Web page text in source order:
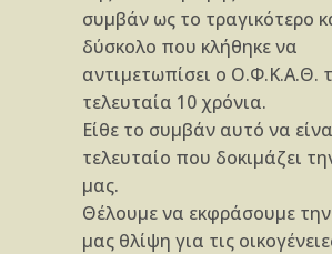
συμβάν ως το τραγικότερο
δύσκολο που κλήθηκε να
αντιμετωπίσει ο Ο.Φ.Κ.Α.Θ.
τελευταία 10 χρόνια.
Είθε το συμβάν αυτό να
τελευταίο που δοκιμάζει
μας.
Θέλουμε να εκφράσουμε
μας θλίψη για τις